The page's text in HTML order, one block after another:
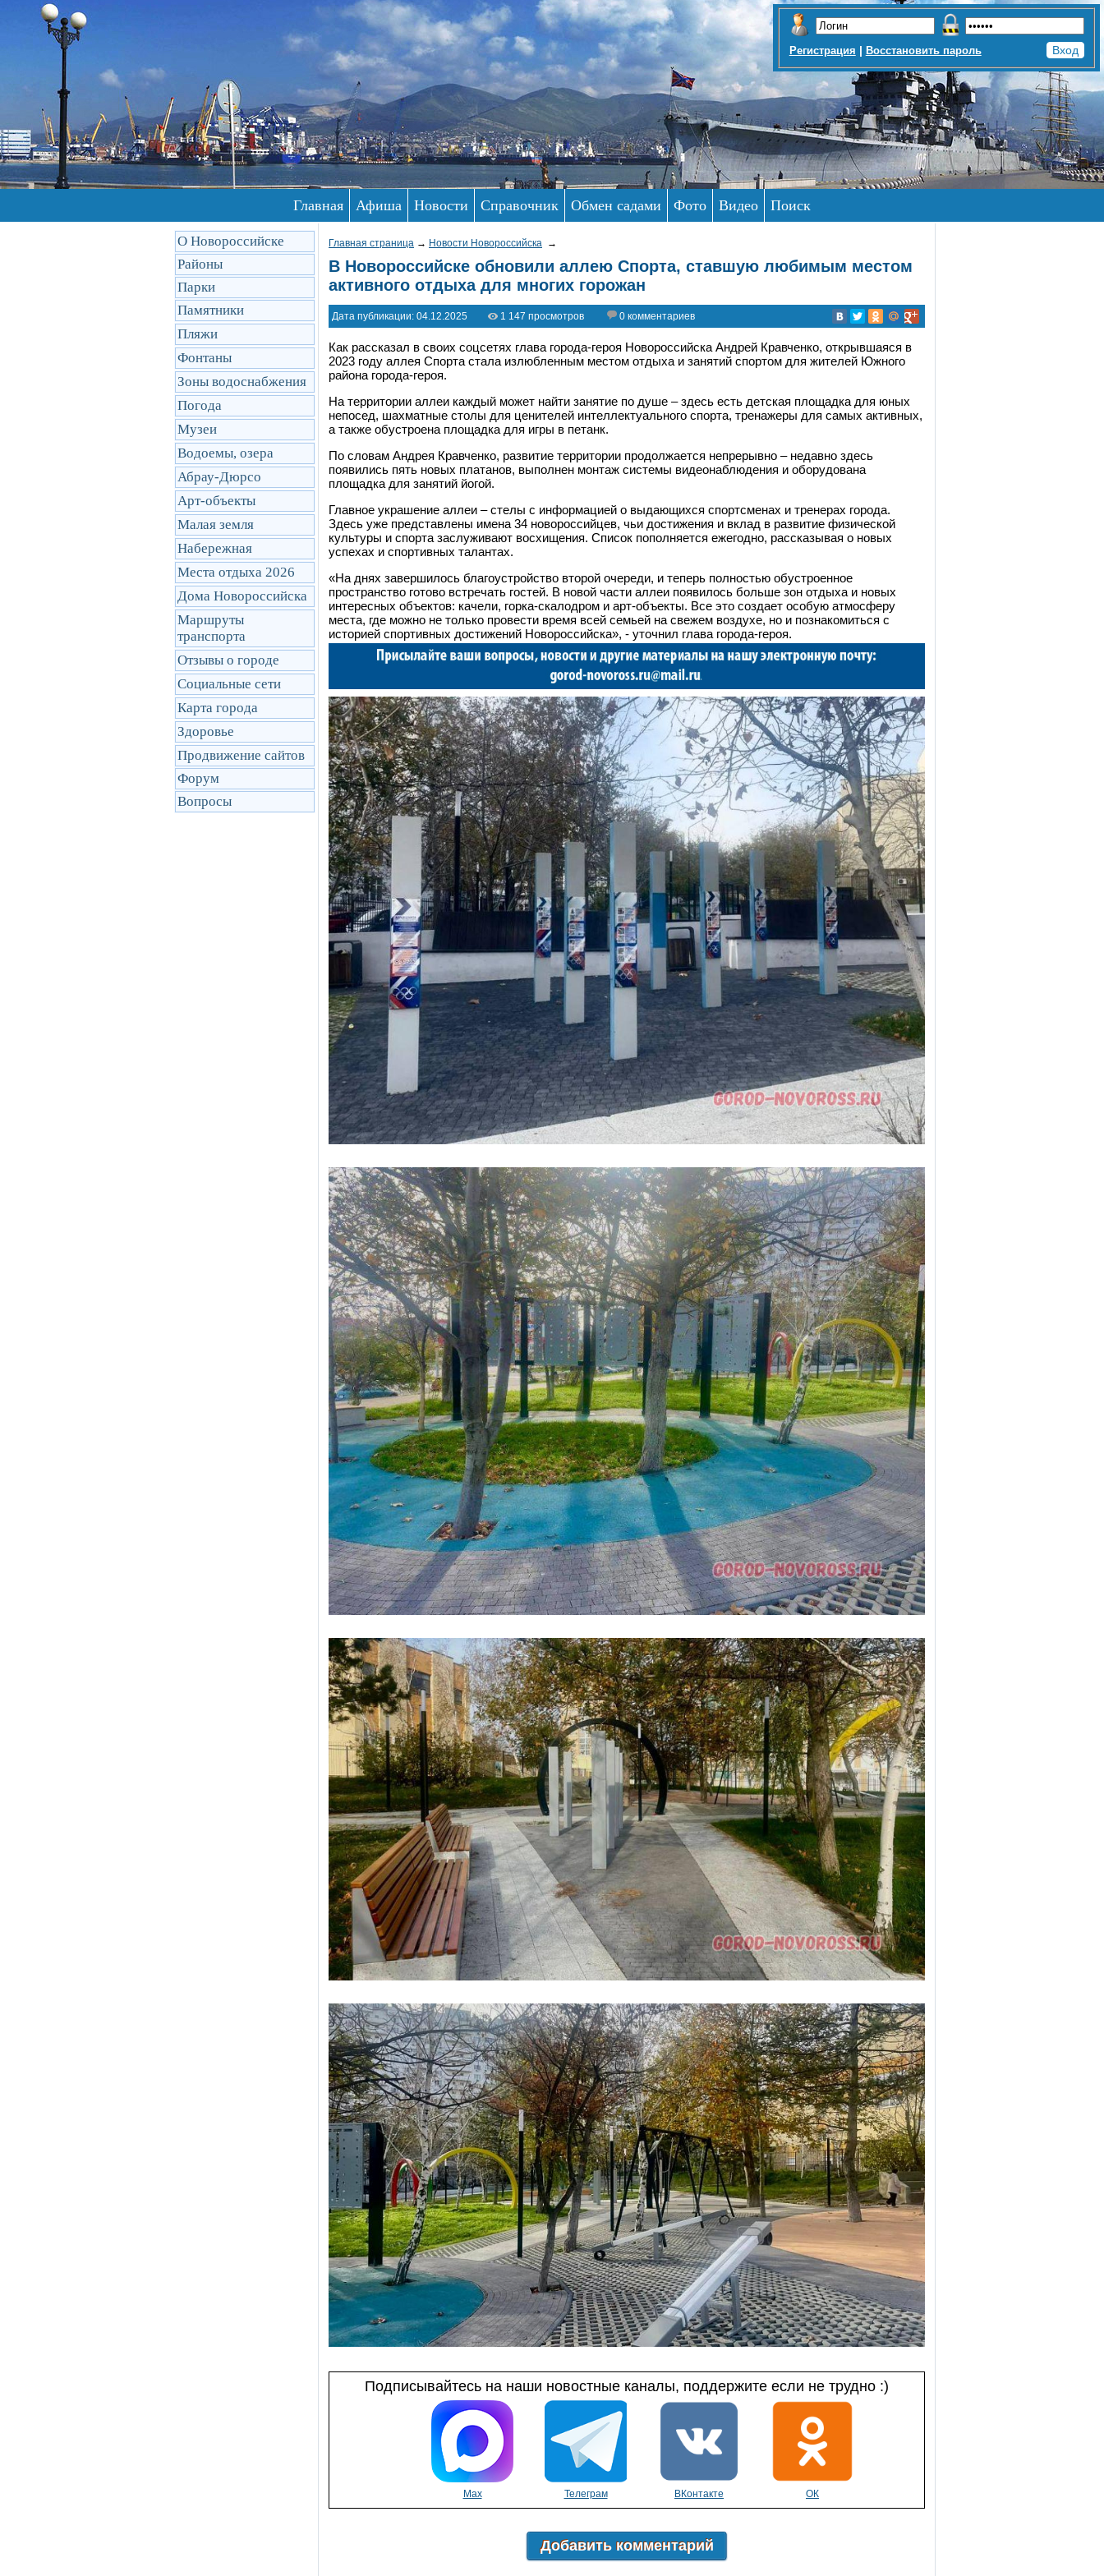
Регистрация | Восстановить пароль
Главная Афиша Новости Справочник Обмен садами Фото Видео Поиск
О Новороссийске
Районы
Парки
Памятники
Пляжи
Фонтаны
Зоны водоснабжения
Погода
Музеи
Водоемы, озера
Абрау-Дюрсо
Арт-объекты
Малая земля
Набережная
Места отдыха 2026
Дома Новороссийска
Маршруты
транcпорта
Отзывы о городе
Социальные сети
Карта города
Здоровье
Продвижение сайтов
Форум
Вопросы
Главная страница → Новости Новороссийска →
В Новороссийске обновили аллею Спорта, ставшую любимым местом
активного отдыха для многих горожан
Дата публикации: 04.12.2025 1 147 просмотров 0 комментариев
Как рассказал в своих соцсетях глава города-героя Новороссийска Андрей Кравченко, открывшаяся в
2023 году аллея Спорта стала излюбленным местом отдыха и занятий спортом для жителей Южного
района города-героя.
На территории аллеи каждый может найти занятие по душе – здесь есть детская площадка для юных
непосед, шахматные столы для ценителей интеллектуального спорта, тренажеры для самых активных,
а также обустроена площадка для игры в петанк.
По словам Андрея Кравченко, развитие территории продолжается непрерывно – недавно здесь
появились пять новых платанов, выполнен монтаж системы видеонаблюдения и оборудована
площадка для занятий йогой.
Главное украшение аллеи – стелы с информацией о выдающихся спортсменах и тренерах города.
Здесь уже представлены имена 34 новороссийцев, чьи достижения и вклад в развитие физической
культуры и спорта заслуживают восхищения. Список пополняется ежегодно, рассказывая о новых
успехах и спортивных талантах.
«На днях завершилось благоустройство второй очереди, и теперь полностью обустроенное
пространство готово встречать гостей. В новой части аллеи появилось больше зон отдыха и новых
интересных объектов: качели, горка-скалодром и арт-объекты. Все это создает особую атмосферу
места, где можно не только провести время всей семьей на свежем воздухе, но и познакомиться с
историей спортивных достижений Новороссийска», - уточнил глава города-героя.
Подписывайтесь на наши новостные каналы, поддержите если не трудно :)
Max Телеграм ВКонтакте ОК
Добавить комментарий